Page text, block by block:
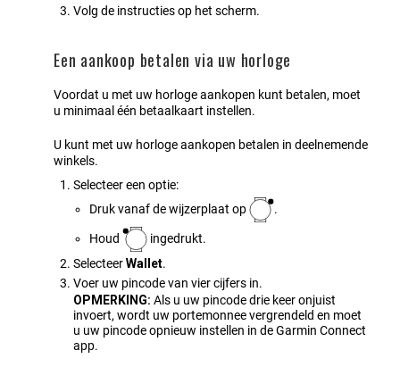
Volg de instructies op het scherm.
Een aankoop betalen via uw horloge
Voordat u met uw horloge aankopen kunt betalen, moet
u minimaal één betaalkaart instellen.
U kunt met uw horloge aankopen betalen in deelnemende
winkels.
Selecteer een optie:
Druk vanaf de wijzerplaat op
.
Houd
ingedrukt.
SelecteerWallet.
Voer uw pincode van vier cijfers in.
OPMERKING: Als u uw pincode drie keer onjuist
invoert, wordt uw portemonnee vergrendeld en moet
u uw pincode opnieuw instellen in deGarmin Connect
app.